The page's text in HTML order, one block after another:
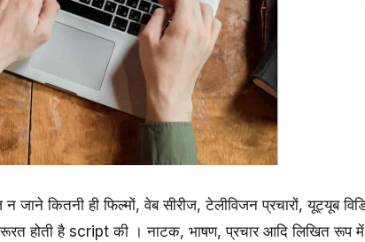
जाने कितनी ही फिल्मों, वेब सीरीज, टेलीविजन प्रचारों, यूट्यूब
होती है script की । नाटक, भाषण, प्रचार आदि लिखित रूप